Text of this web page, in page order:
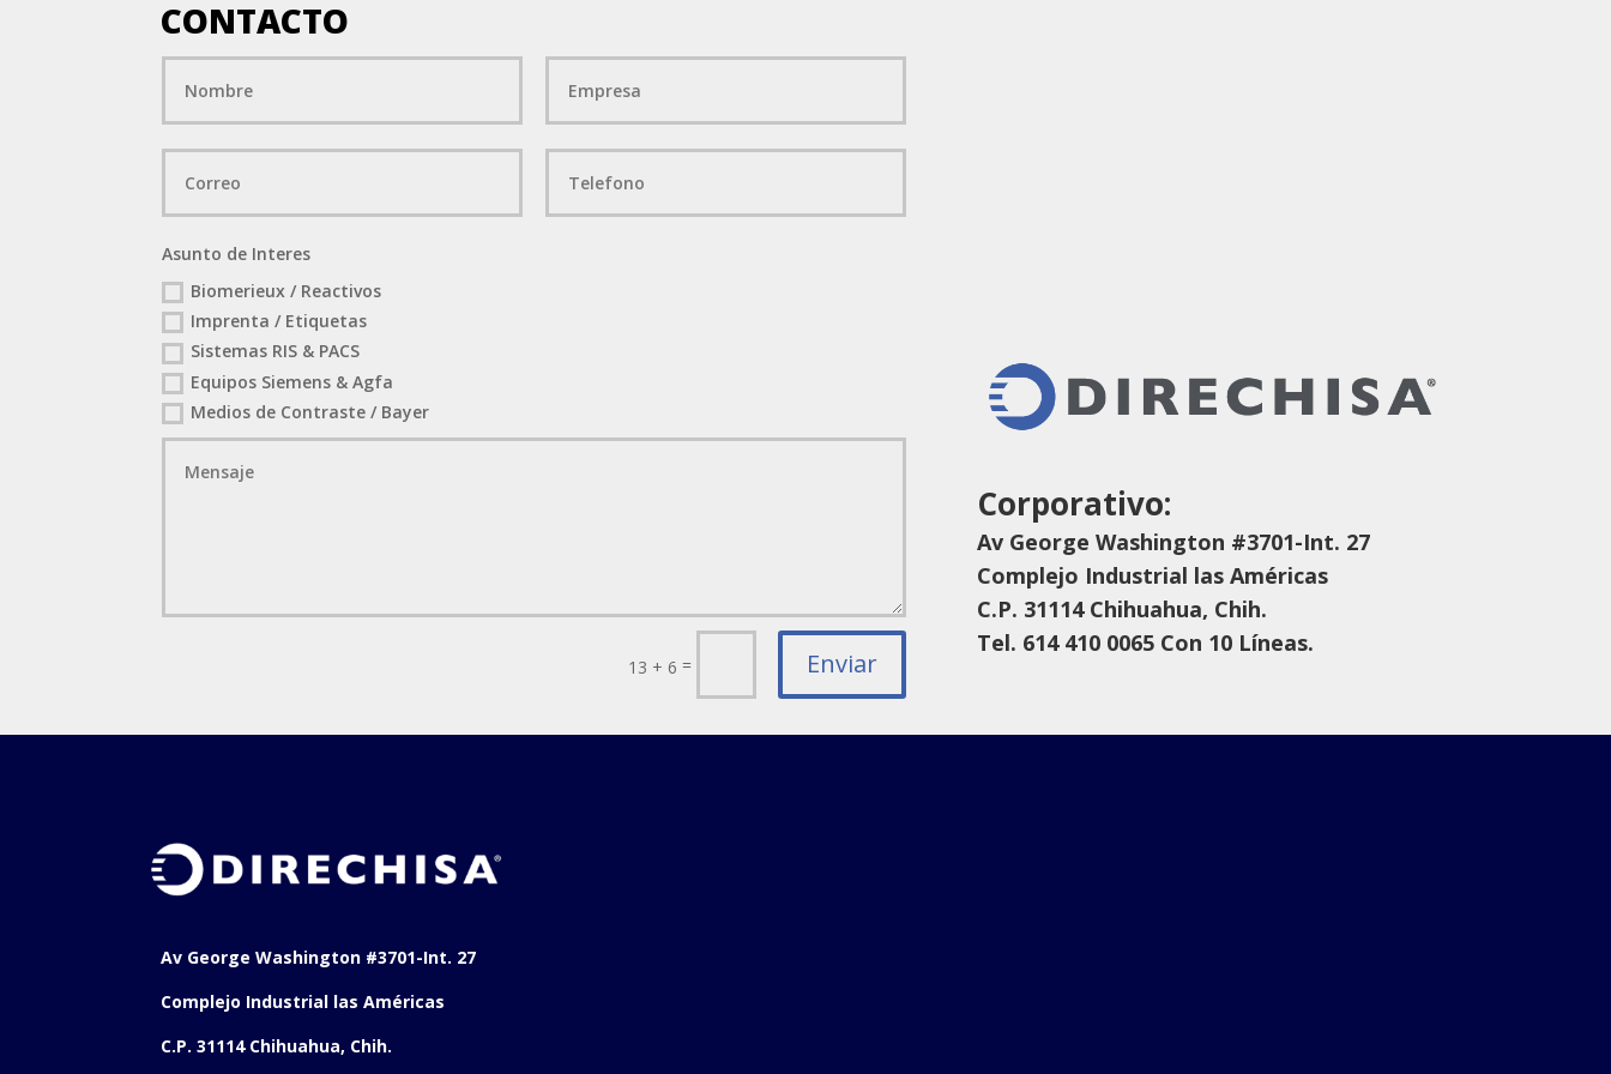
CONTACTO
Asunto de Interes
Biomerieux / Reactivos
Imprenta / Etiquetas
Sistemas RIS & PACS
Equipos Siemens & Agfa
Medios de Contraste / Bayer
13 + 6 = Enviar
Corporativo:
Av George Washington #3701-Int. 27
Complejo Industrial las Américas
C.P. 31114 Chihuahua, Chih.
Tel. 614 410 0065 Con 10 Líneas.
Av George Washington #3701-Int. 27
Complejo Industrial las Américas
C.P. 31114 Chihuahua, Chih.